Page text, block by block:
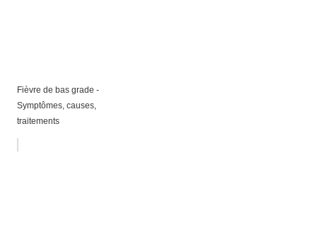
Fièvre de bas grade -
Symptômes, causes,
traitements